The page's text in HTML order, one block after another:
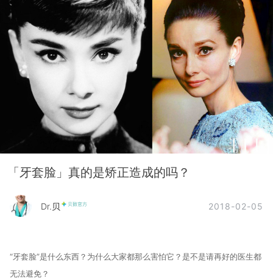
「牙套脸」真的是矫正造成的吗？
Dr.贝 2018-02-05
“牙套脸”是什么东西？ 为什么大家都那么害怕它？是不是请再好的医生都
无法避免？